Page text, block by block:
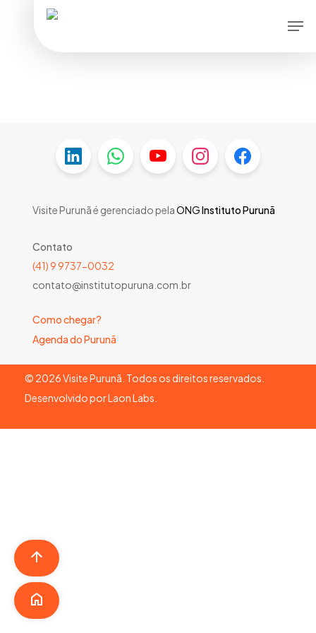
Visite Purunã é gerenciado pelaONGInstituto Purunã
Contato
(41) 9 9737-0032
contato@institutopuruna.com.br
Como chegar?
Agenda do Purunã
© 2026Visite Purunã. Todos os direitos reservados.
Desenvolvido porLaon Labs